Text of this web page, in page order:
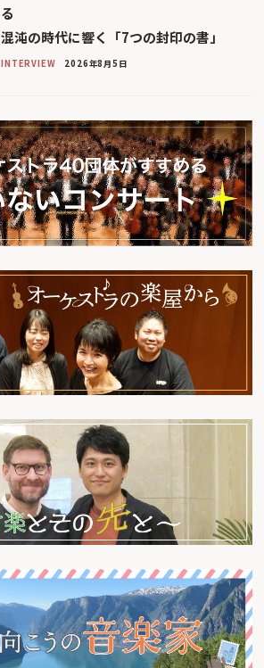
る
混沌の時代に響く「7つの封印の書」
INTERVIEW 2026年8月5日